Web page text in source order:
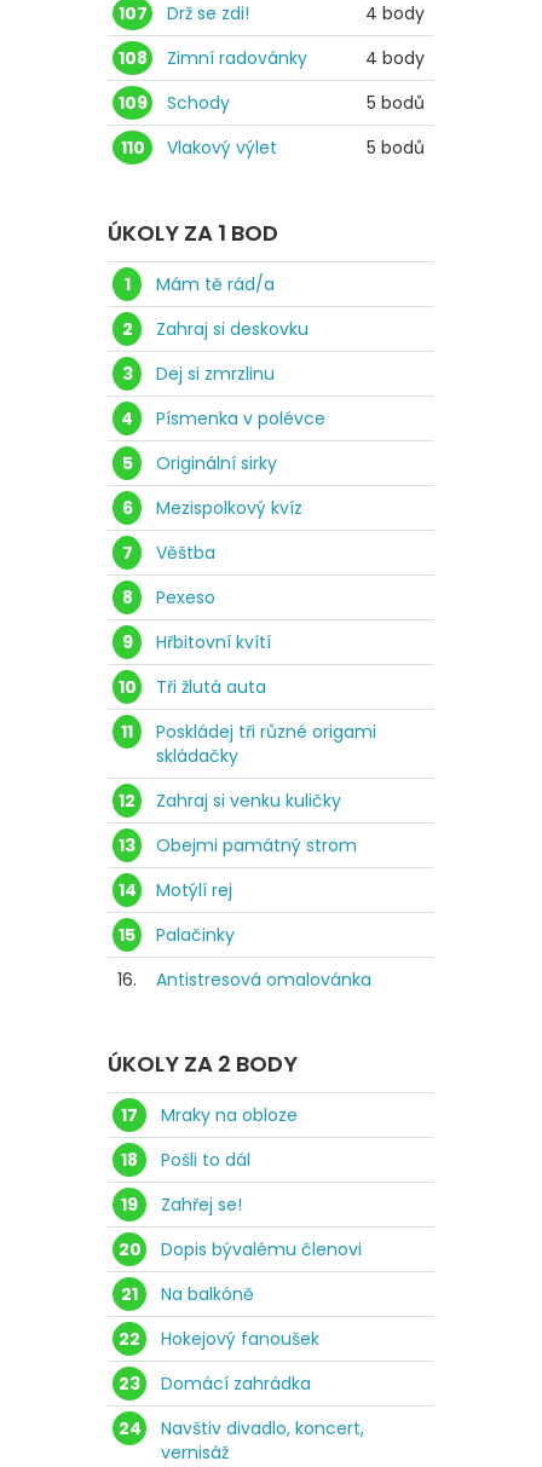
107
Drž se zdi!
4 body
108
Zimní radovánky
4 body
109
Schody
5 bodů
110
Vlakový výlet 5 bodů
ÚKOLY ZA 1 BOD
1
Mám tě rád/a
2
Zahraj si deskovku
3
Dej si zmrzlinu
4
Písmenka v polévce
5
Originální sirky
6
Mezispolkový kvíz
7
Věštba
8
Pexeso
9
Hřbitovní kvítí
10
Tři žlutá auta
11
Poskládej tři různé origami
skládačky
12
Zahraj si venku kuličky
13
Obejmi památný strom
14
Motýlí rej
15
Palačinky
16.
Antistresová omalovánka
ÚKOLY ZA 2 BODY
17
Mraky na obloze
18
Pošli to dál
19
Zahřej se!
20
Dopis bývalému členovi
21
Na balkóně
22
Hokejový fanoušek
23
Domácí zahrádka
24
Navštiv divadlo, koncert,
vernisáž